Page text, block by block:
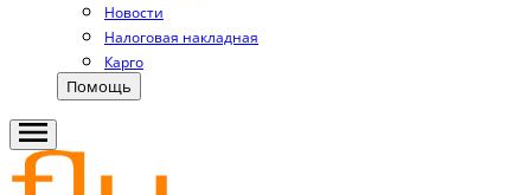
Новости
Налоговая накладная
Карго
Помощь